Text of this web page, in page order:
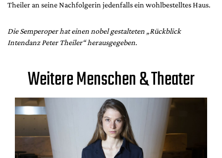
Theiler an seine Nachfolgerin jedenfalls ein wohlbestelltes Haus.
Die Semperoper hat einen nobel gestalteten „Rückblick
Intendanz Peter Theiler“ herausgegeben.
Weitere Menschen & Theater